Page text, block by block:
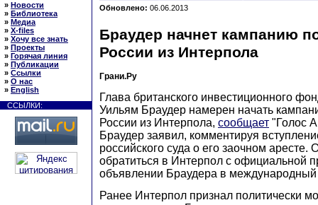
» Новости
» Библиотека
» Медиа
» X-files
» Хочу все знать
» Проекты
» Горячая линия
» Публикации
» Ссылки
» О нас
» English
ССЫЛКИ:
Обновлено: 06.06.2013
Браудер начнет кампанию
России из Интерпола
Грани.Ру
Глава британского инвестиционного
Уильям Браудер намерен начать
России из Интерпола, сообщает "Голос
Браудер заявил, комментируя
российского суда о его заочном аресте.
обратиться в Интерпол с официальной
объявлении Браудера в международный
Ранее Интерпол признал политически